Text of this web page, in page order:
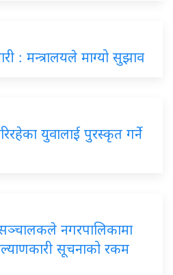
: मन्त्रालयले माग्यो सुझाव
युवालाई पुरस्कृत गर्ने
नगरपालिकामा
सूचनाको रकम